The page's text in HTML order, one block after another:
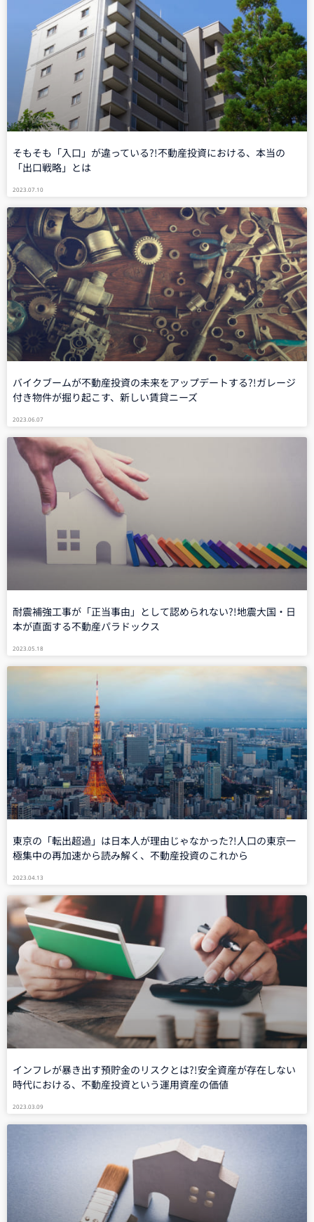
そもそも「入口」が違っている?!不動産投資における、本当の
「出口戦略」とは
2023.07.10
バイクブームが不動産投資の未来をアップデートする?!ガレージ
付き物件が掘り起こす、新しい賃貸ニーズ
2023.06.07
耐震補強工事が「正当事由」として認められない?!地震大国・日
本が直面する不動産パラドックス
2023.05.18
東京の「転出超過」は日本人が理由じゃなかった?!人口の東京一
極集中の再加速から読み解く、不動産投資のこれから
2023.04.13
インフレが暴き出す預貯金のリスクとは?!安全資産が存在しない
時代における、不動産投資という運用資産の価値
2023.03.09